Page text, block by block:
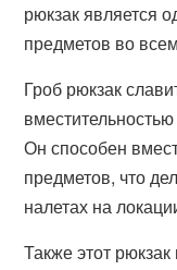
рюкзак является
предметов во
Гроб рюкзак
Он способен
предметов, что
налетах на
Также этот